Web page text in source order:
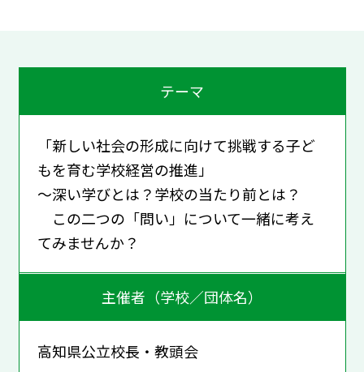
テーマ
「新しい社会の形成に向けて挑戦する子ど
もを育む学校経営の推進」
～深い学びとは？学校の当たり前とは？
この二つの「問い」について一緒に考え
てみませんか？
主催者（学校／団体名）
高知県公立校長・教頭会